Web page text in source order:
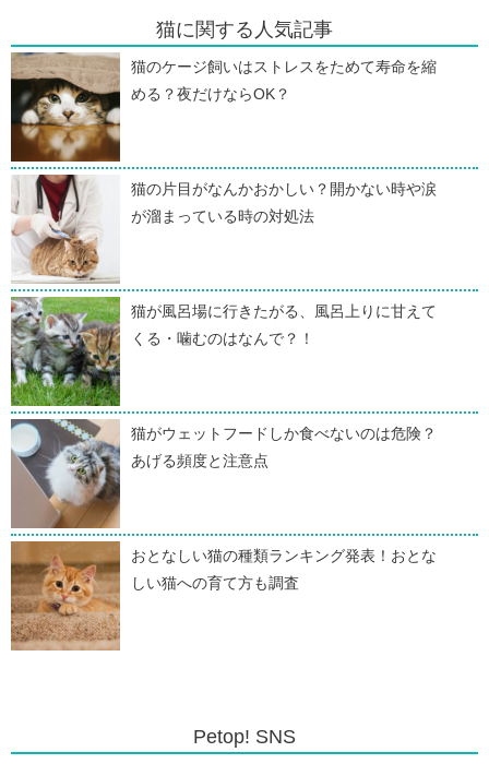
猫に関する人気記事
猫のケージ飼いはストレスをためて寿命を縮
める？夜だけならOK？
猫の片目がなんかおかしい？開かない時や涙
が溜まっている時の対処法
猫が風呂場に行きたがる、風呂上りに甘えて
くる・噛むのはなんで？！
猫がウェットフードしか食べないのは危険？
あげる頻度と注意点
おとなしい猫の種類ランキング発表！おとな
しい猫への育て方も調査
Petop! SNS